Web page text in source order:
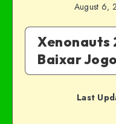
August 6,
Xenonauts
Baixar
Last